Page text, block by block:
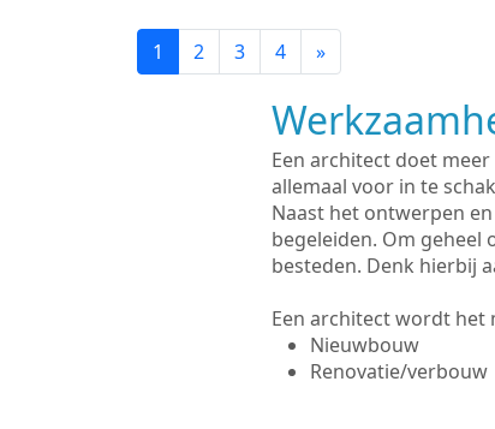
1 2 3 4 »
Een architect doet
allemaal voor in te
Naast het ontwerpen
begeleiden. Om
besteden. Denk hierbij
Een architect wordt het
Nieuwbouw
Renovatie/verbouw